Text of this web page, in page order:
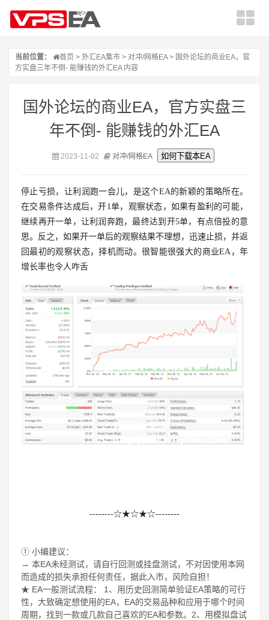
当前位置： 首页 > 外汇EA集市 > 对冲/网格EA> 国外论坛的商业EA，官
方实盘三年不倒- 能赚钱的外汇EA 内容
国外论坛的商业EA，官方实盘三
年不倒- 能赚钱的外汇EA
2023-11-02 对冲/网格EA
停止亏损，让利润跑一会儿，是这个EA的新颖的策略所在。
在交易条件达成后，开1单，观察状态，如果有盈利的可能，
继续再开一单，让利润奔跑，最终达到开5单，有点倍投的意
思。反之，如果开一单后的观察结果不理想，迅速止损，并返
回最初的观察状态，择机而动。很智能很强大的商业EA，年
增长率也令人咋舌
--------☆★☆★☆--------
① 小编建议：
→ 本EA未经测试，请自行回测或挂盘测试，不对因使用本网
而造成的损失承担任何责任，据此入市，风险自担！
★ EA一般测试流程： 1、用历史回测简单验证EA策略的可行
性，大致确定想使用的EA，EA的交易品种和应用于哪个时间
周期，找到一款或几款自己喜欢的EA和参数。2、用模拟盘试